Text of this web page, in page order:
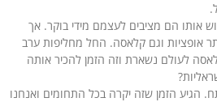
אותו הם מציבים לעצמם מידי בוקר. אך
אופציות וגם קלאסה. החל מחליפות ערב
לעולם נשארת וזה הזמן להכיר אותה
הגיע הזמן שזה יקרה בכל התחומים ואנחנו